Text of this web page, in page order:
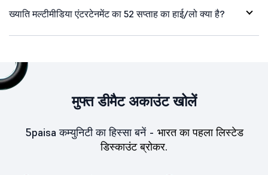
ख्याति मल्टीमीडिया एंटरटेनमेंट का 52 सप्ताह का हाई/लो क्या है?
मुफ्त डीमैट अकाउंट खोलें
5paisa कम्युनिटी का हिस्सा बनें - भारत का पहला लिस्टेड
डिस्काउंट ब्रोकर.